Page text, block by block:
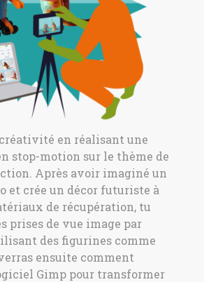
en réalisant une
stop-motion sur le thème de
Après avoir imaginé un
et crée un décor futuriste à
de récupération, tu
prises de vue image par
des figurines comme
ensuite comment
Gimp pour transformer